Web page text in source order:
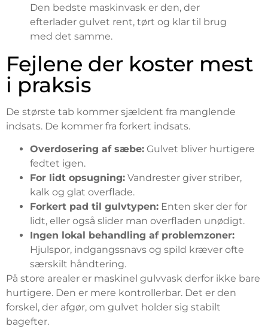
Den bedste maskinvask er den, der
efterlader gulvet rent, tørt og klar til brug
med det samme.
Fejlene der koster mest
i praksis
De største tab kommer sjældent fra manglende
indsats. De kommer fra forkert indsats.
Overdosering af sæbe: Gulvet bliver hurtigere
fedtet igen.
For lidt opsugning: Vandrester giver striber,
kalk og glat overflade.
Forkert pad til gulvtypen: Enten sker der for
lidt, eller også slider man overfladen unødigt.
Ingen lokal behandling af problemzoner:
Hjulspor, indgangssnavs og spild kræver ofte
særskilt håndtering.
På store arealer er maskinel gulvvask derfor ikke bare
hurtigere. Den er mere kontrollerbar. Det er den
forskel, der afgør, om gulvet holder sig stabilt
bagefter.